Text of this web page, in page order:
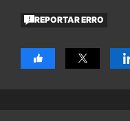
REPORTAR ERRO